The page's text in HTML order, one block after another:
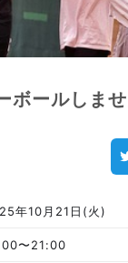
ボールしま
年10月21日(火)
〜21:00